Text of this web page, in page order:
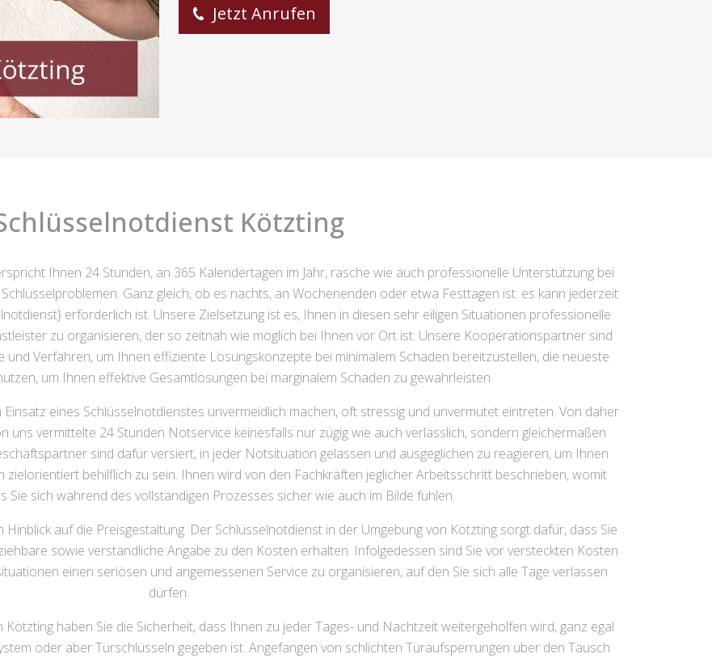
Jetzt Anrufen
Kötzting
Ihnen 24 Stunden, an 365 Kalendertagen im Jahr, rasche wie auch professionelle Unterstützung bei
Ganz gleich, ob es nachts, an Wochenenden oder etwa Festtagen ist: es kann jederzeit
erforderlich ist. Unsere Zielsetzung ist es, Ihnen in diesen sehr eiligen Situationen professionelle
zu organisieren, der so zeitnah wie möglich bei Ihnen vor Ort ist. Unsere Kooperationspartner sind
Verfahren, um Ihnen effiziente Lösungskonzepte bei minimalem Schaden bereitzustellen, die neueste
um Ihnen effektive Gesamtlösungen bei marginalem Schaden zu gewährleisten
eines Schlüsselnotdienstes unvermeidlich machen, oft stressig und unvermutet eintreten. Von daher
uns vermittelte 24 Stunden Notservice keinesfalls nur zügig wie auch verlässlich, sondern gleichermaßen
sind dafür versiert, in jeder Notsituation gelassen und ausgeglichen zu reagieren, um Ihnen
behilflich zu sein. Ihnen wird von den Fachkräften jeglicher Arbeitsschritt beschrieben, womit
Sie sich während des vollständigen Prozesses sicher wie auch im Bilde fühlen.
auf die Preisgestaltung. Der Schlüsselnotdienst in der Umgebung von Kötzting sorgt dafür, dass Sie
sowie verständliche Angabe zu den Kosten erhalten. Infolgedessen sind Sie vor versteckten Kosten
einen seriösen und angemessenen Service zu organisieren, auf den Sie sich alle Tage verlassen
dürfen.
haben Sie die Sicherheit, dass Ihnen zu jeder Tages- und Nachtzeit weitergeholfen wird, ganz egal
oder aber Türschlüsseln gegeben ist. Angefangen von schlichten Türaufsperrungen über den Tausch